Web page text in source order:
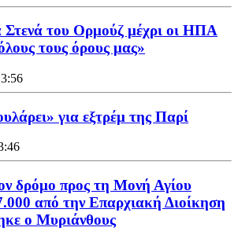
Στενά του Ορμούζ μέχρι οι ΗΠΑ
τους όρους μας»
για εξτρέμ της Παρί
δρόμο προς τη Μονή Αγίου
από την Επαρχιακή Διοίκηση
ο Μυριάνθους